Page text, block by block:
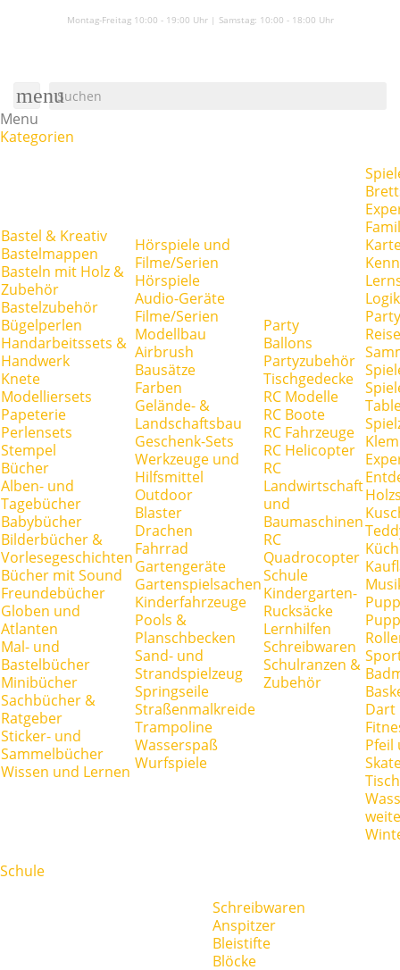
Montag-Freitag 10:00 - 19:00 Uhr | Samstag: 10:00 - 18:00 Uhr
menu
Menu
Kategorien
Bastel & Kreativ
Bastelmappen
Basteln mit Holz &
Zubehör
Bastelzubehör
Bügelperlen
Handarbeitssets &
Handwerk
Knete
Modelliersets
Papeterie
Perlensets
Stempel
Bücher
Alben- und
Tagebücher
Babybücher
Bilderbücher &
Vorlesegeschichten
Bücher mit Sound
Freundebücher
Globen und
Atlanten
Mal- und
Bastelbücher
Minibücher
Sachbücher &
Ratgeber
Sticker- und
Sammelbücher
Wissen und Lernen
Hörspiele und
Filme/Serien
Hörspiele
Audio-Geräte
Filme/Serien
Modellbau
Airbrush
Bausätze
Farben
Gelände- &
Landschaftsbau
Geschenk-Sets
Werkzeuge und
Hilfsmittel
Outdoor
Blaster
Drachen
Fahrrad
Gartengeräte
Gartenspielsachen
Kinderfahrzeuge
Pools &
Planschbecken
Sand- und
Strandspielzeug
Springseile
Straßenmalkreide
Trampoline
Wasserspaß
Wurfspiele
Party
Ballons
Partyzubehör
Tischgedecke
RC Modelle
RC Boote
RC Fahrzeuge
RC Helicopter
RC
Landwirtschaft
und
Baumaschinen
RC
Quadrocopter
Schule
Kindergarten-
Rucksäcke
Lernhilfen
Schreibwaren
Schulranzen &
Zubehör
Dart
Pfeil
Schule
Schreibwaren
Anspitzer
Bleistifte
Blöcke